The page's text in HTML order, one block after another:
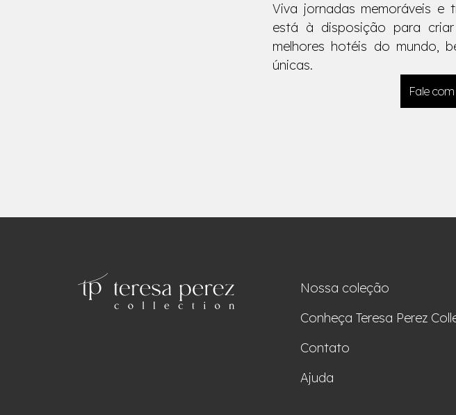
Viva jornadas memoráveis e
está à disposição para
melhores hotéis do mundo,
únicas.
Fale
Nossa coleção
Conheça Teresa Perez
Contato
Ajuda